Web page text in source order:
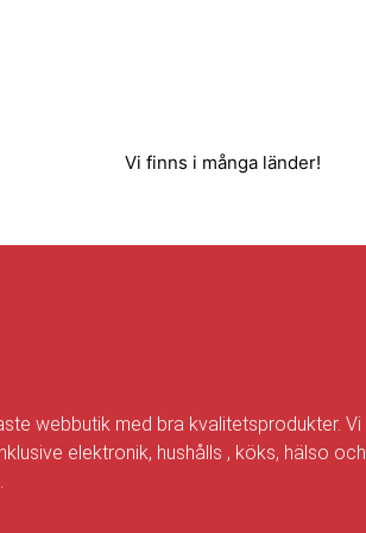
Vi finns i många länder!
webbutik med bra kvalitetsprodukter. Vi
elektronik, hushålls , köks, hälso och